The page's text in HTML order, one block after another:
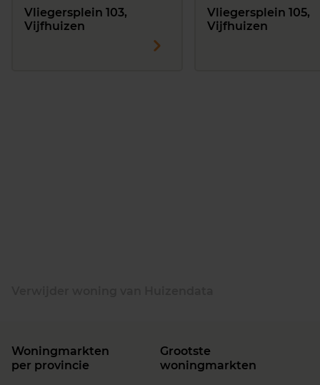
Vliegersplein 103,
Vijfhuizen
Vliegersplein 105,
Vijfhuizen
Woningmarkten
per provincie
Grootste
woningmarkten